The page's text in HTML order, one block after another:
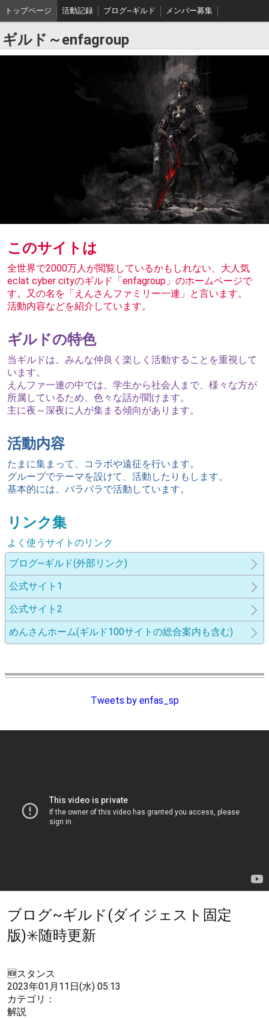
トップページ 活動記録 ブログ~ギルド メンバー募集
ギルド～enfagroup
このサイトは
全世界で2000万人が閲覧しているかもしれない、大人気
eclat cyber cityのギルド「enfagroup」のホームページで
す。又の名を「えんさんファミリー一連」と言います。
活動内容などを紹介しています。
ギルドの特色
当ギルドは、みんな仲良く楽しく活動することを重視して
います。
えんファ一連の中では、学生から社会人まで、様々な方が
所属しているため、色々な話が聞けます。
主に夜～深夜に人が集まる傾向があります。
活動内容
たまに集まって、コラボや遠征を行います。
グループでテーマを設けて、活動したりもします。
基本的には、バラバラで活動しています。
リンク集
よく使うサイトのリンク
ブログ~ギルド(外部リンク)
公式サイト1
公式サイト2
めんさんホーム(ギルド100サイトの総合案内も含む)
Tweets by enfas_sp
ブログ~ギルド(ダイジェスト固定
版)✳️随時更新
🆕スタンス
2023年01月11日(水) 05:13
カテゴリ：
解説